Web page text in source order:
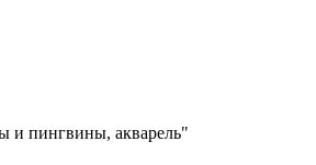
и пингвины, акварель"